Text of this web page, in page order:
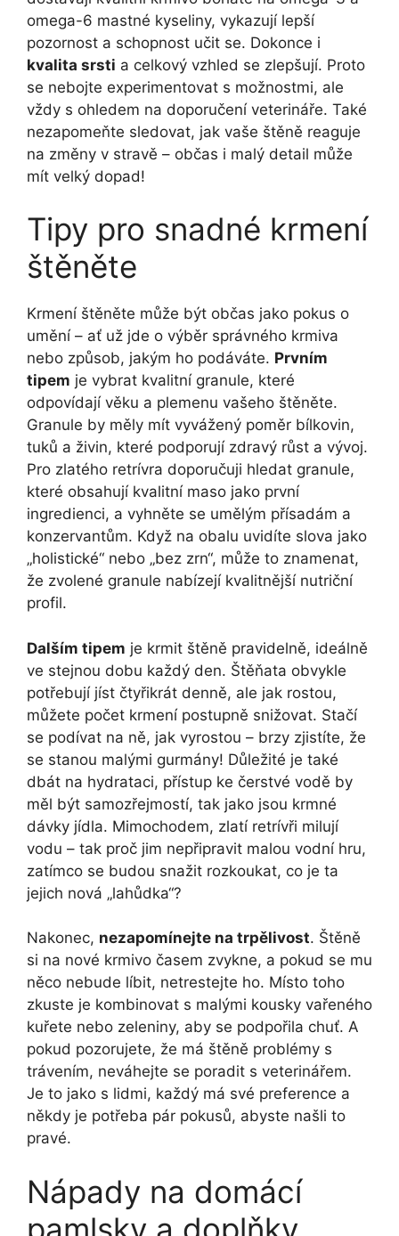
omega-6 mastné kyseliny, vykazují lepší
pozornost a schopnost učit se. Dokonce i
kvalita srsti a celkový vzhled se zlepšují. Proto
se nebojte experimentovat s možnostmi, ale
vždy s ohledem na doporučení veterináře. Také
nezapomeňte sledovat, jak vaše štěně reaguje
na změny v stravě – občas i malý detail může
mít velký dopad!
Tipy pro snadné krmení
štěněte
Krmení štěněte může být občas jako pokus o
umění – ať už jde o výběr správného krmiva
nebo způsob, jakým ho podáváte. Prvním
tipem je vybrat kvalitní granule, které
odpovídají věku a plemenu vašeho štěněte.
Granule by měly mít vyvážený poměr bílkovin,
tuků a živin, které podporují zdravý růst a vývoj.
Pro zlatého retrívra doporučuji hledat granule,
které obsahují kvalitní maso jako první
ingredienci, a vyhněte se umělým přísadám a
konzervantům. Když na obalu uvidíte slova jako
„holistické“ nebo „bez zrn“, může to znamenat,
že zvolené granule nabízejí kvalitnější nutriční
profil.
Dalším tipem je krmit štěně pravidelně, ideálně
ve stejnou dobu každý den. Štěňata obvykle
potřebují jíst čtyřikrát denně, ale jak rostou,
můžete počet krmení postupně snižovat. Stačí
se podívat na ně, jak vyrostou – brzy zjistíte, že
se stanou malými gurmány! Důležité je také
dbát na hydrataci, přístup ke čerstvé vodě by
měl být samozřejmostí, tak jako jsou krmné
dávky jídla. Mimochodem, zlatí retrívři milují
vodu – tak proč jim nepřipravit malou vodní hru,
zatímco se budou snažit rozkoukat, co je ta
jejich nová „lahůdka“?
Nakonec, nezapomínejte na trpělivost. Štěně
si na nové krmivo časem zvykne, a pokud se mu
něco nebude líbit, netrestejte ho. Místo toho
zkuste je kombinovat s malými kousky vařeného
kuřete nebo zeleniny, aby se podpořila chuť. A
pokud pozorujete, že má štěně problémy s
trávením, neváhejte se poradit s veterinářem.
Je to jako s lidmi, každý má své preference a
někdy je potřeba pár pokusů, abyste našli to
pravé.
Nápady na domácí